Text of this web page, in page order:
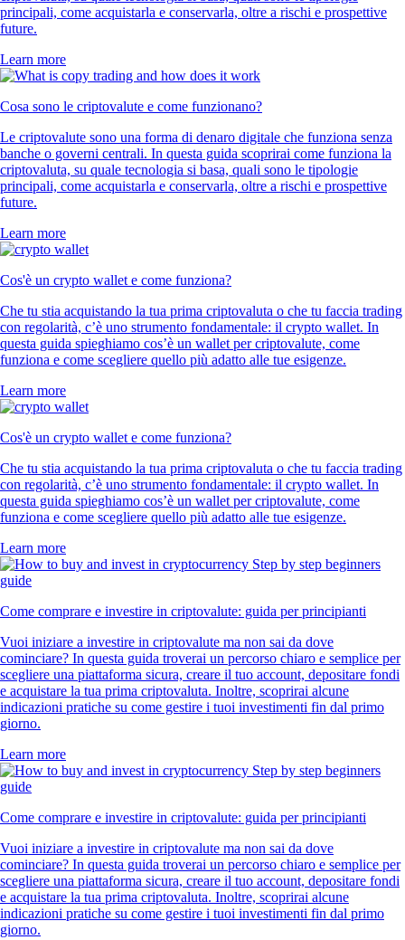
principali, come acquistarla e conservarla, oltre a rischi e prospettive
future.
Learn more
Cosa sono le criptovalute e come funzionano?
Le criptovalute sono una forma di denaro digitale che funziona senza
banche o governi centrali. In questa guida scoprirai come funziona la
criptovaluta, su quale tecnologia si basa, quali sono le tipologie
principali, come acquistarla e conservarla, oltre a rischi e prospettive
future.
Learn more
Cos'è un crypto wallet e come funziona?
Che tu stia acquistando la tua prima criptovaluta o che tu faccia trading
con regolarità, c’è uno strumento fondamentale: il crypto wallet. In
questa guida spieghiamo cos’è un wallet per criptovalute, come
funziona e come scegliere quello più adatto alle tue esigenze.
Learn more
Cos'è un crypto wallet e come funziona?
Che tu stia acquistando la tua prima criptovaluta o che tu faccia trading
con regolarità, c’è uno strumento fondamentale: il crypto wallet. In
questa guida spieghiamo cos’è un wallet per criptovalute, come
funziona e come scegliere quello più adatto alle tue esigenze.
Learn more
Come comprare e investire in criptovalute: guida per principianti
Vuoi iniziare a investire in criptovalute ma non sai da dove
cominciare? In questa guida troverai un percorso chiaro e semplice per
scegliere una piattaforma sicura, creare il tuo account, depositare fondi
e acquistare la tua prima criptovaluta. Inoltre, scoprirai alcune
indicazioni pratiche su come gestire i tuoi investimenti fin dal primo
giorno.
Learn more
Come comprare e investire in criptovalute: guida per principianti
Vuoi iniziare a investire in criptovalute ma non sai da dove
cominciare? In questa guida troverai un percorso chiaro e semplice per
scegliere una piattaforma sicura, creare il tuo account, depositare fondi
e acquistare la tua prima criptovaluta. Inoltre, scoprirai alcune
indicazioni pratiche su come gestire i tuoi investimenti fin dal primo
giorno.